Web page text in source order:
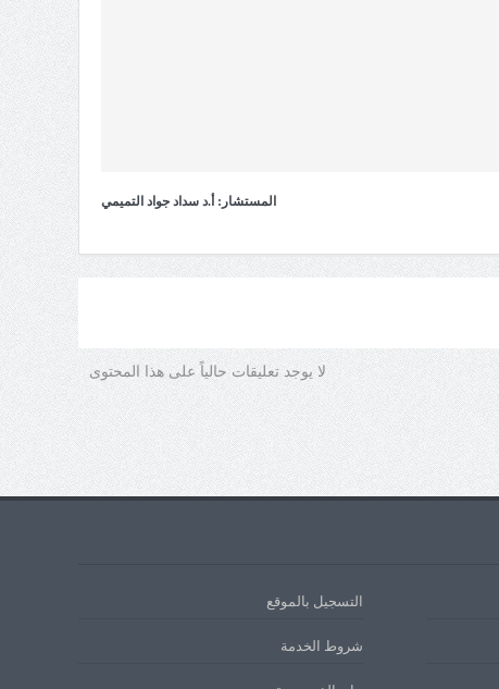
المستشار: أ.د سداد جواد التميمي
لا يوجد تعليقات حالياً على هذا المحتوى
التسجيل بالموقع
شروط الخدمة